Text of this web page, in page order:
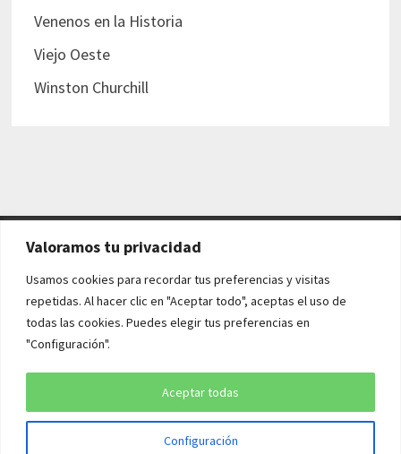
Valoramos tu privacidad
Usamos cookies para recordar tus preferencias y visitas
repetidas. Al hacer clic en "Aceptar todo", aceptas el uso de
todas las cookies. Puedes elegir tus preferencias en
"Configuración".
Configuración
Aceptar todas
Venenos en la Historia
Viejo Oeste
Winston Churchill
AVISO LEGAL Y POLÍTICAS
Aviso legal
Política de cookies